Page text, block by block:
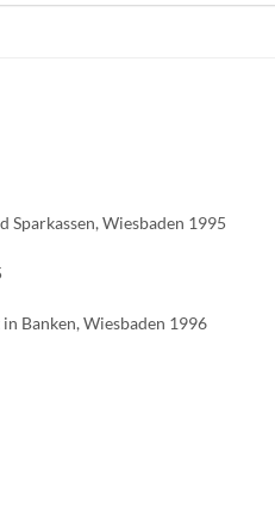
Wiesbaden 1995
Banken, Wiesbaden 1996